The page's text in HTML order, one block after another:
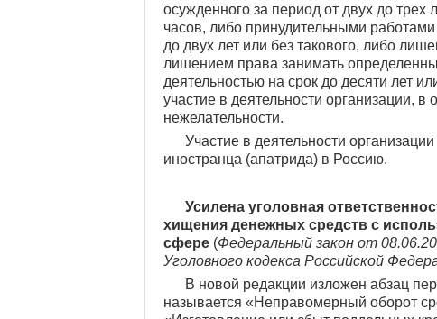
осужденного за период от двух до
часов, либо принудительными
до двух лет или без такового, либо
лишением права занимать
деятельностью на срок до десяти лет
участие в деятельности организации,
нежелательности.
Участие в деятельности
иностранца (апатрида) в Россию.
Усилена уголовная
хищения денежных средств с
сфере (Федеральный закон от
Уголовного кодекса Российской
В новой редакции изложен абзац
называется «Неправомерный оборот